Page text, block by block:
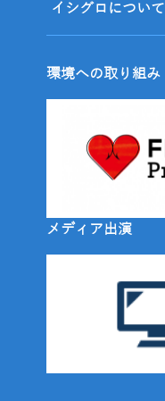
イシグロについて
環境への取り組み
メディア出演